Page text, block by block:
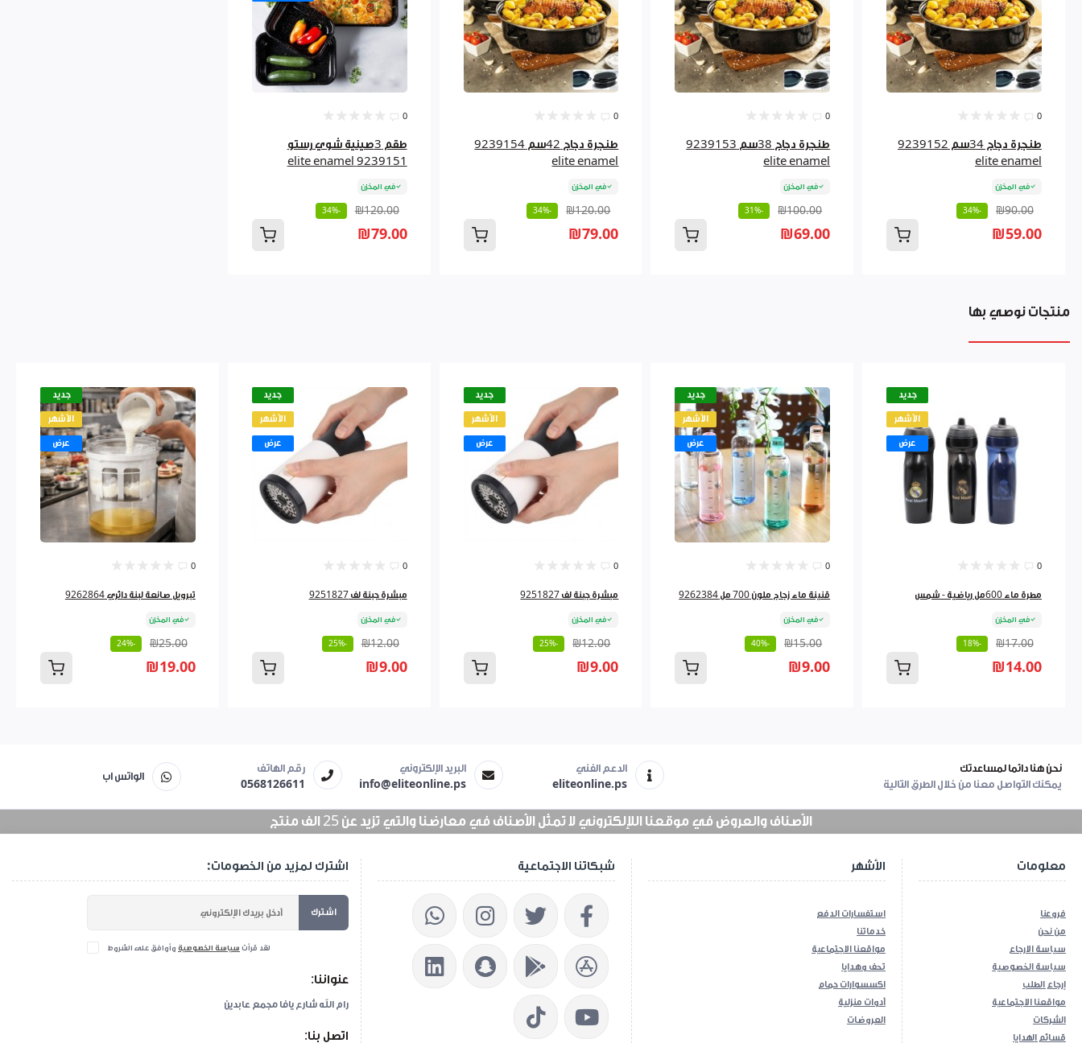
0
طنجرة دجاج 34سم 9239152
elite enamel
في المخزن
₪90.00
-34%
₪59.00
0
طنجرة دجاج 38سم 9239153
elite enamel
في المخزن
₪100.00
-31%
₪69.00
0
طنجرة دجاج 42سم 9239154
elite enamel
في المخزن
₪120.00
-34%
₪79.00
0
طقم 3صينية شوي رستو
9239151 elite enamel
في المخزن
₪120.00
-34%
₪79.00
منتجات نوصي بها
جديد
الأشهر
عرض
0
مطرة ماء 600مل رياضية - شمس
في المخزن
₪17.00
-18%
₪14.00
جديد
الأشهر
عرض
0
قنينة ماء زجاج ملون 700 مل 9262384
في المخزن
₪15.00
-40%
₪9.00
جديد
الأشهر
عرض
0
مبشرة جبنة لف 9251827
في المخزن
₪12.00
-25%
₪9.00
جديد
الأشهر
عرض
0
مبشرة جبنة لف 9251827
في المخزن
₪12.00
-25%
₪9.00
جديد
الأشهر
عرض
0
تبرويل صانعة لبنة دائري 9262864
في المخزن
₪25.00
-24%
₪19.00
نحن هنا دائما لمساعدتك
يمكنك التواصل معنا من خلال الطرق التالية
الدعم الفني
eliteonline.ps
البريد الإلكتروني
info@eliteonline.ps
رقم الهاتف
0568126611
الواتس اب
الأصناف والعروض في موقعنا اللإلكتروني لا تمثل الأصناف في معارضنا والتي تزيد عن 25 الف منتج
اشترك لمزيد من الخصومات:
اشترك
لقد قرأت سياسة الخصوصية وأوافق على الشروط
عنواننا:
رام الله شارع يافا مجمع عابدين
اتصل بنا:
شبكاتنا الاجتماعية الأشهر
استفسارات الدفع
خدماتنا
مواقعنا الاجتماعية
تحف وهدايا
اكسسوارات حمام
أدوات منزلية
العروضات
معلومات
فروعنا
من نحن
سياسة الارجاع
سياسة الخصوصية
إرجاع الطلب
مواقعنا الاجتماعية
الشركات
قسائم الهدايا